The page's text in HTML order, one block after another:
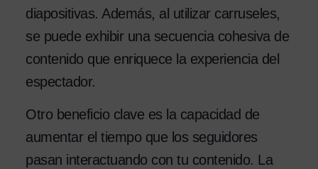
diapositivas. Además, al utilizar carruseles,
se puede exhibir una secuencia cohesiva de
contenido que enriquece la experiencia del
espectador.
Otro beneficio clave es la capacidad de
aumentar el tiempo que los seguidores
pasan interactuando con tu contenido. La